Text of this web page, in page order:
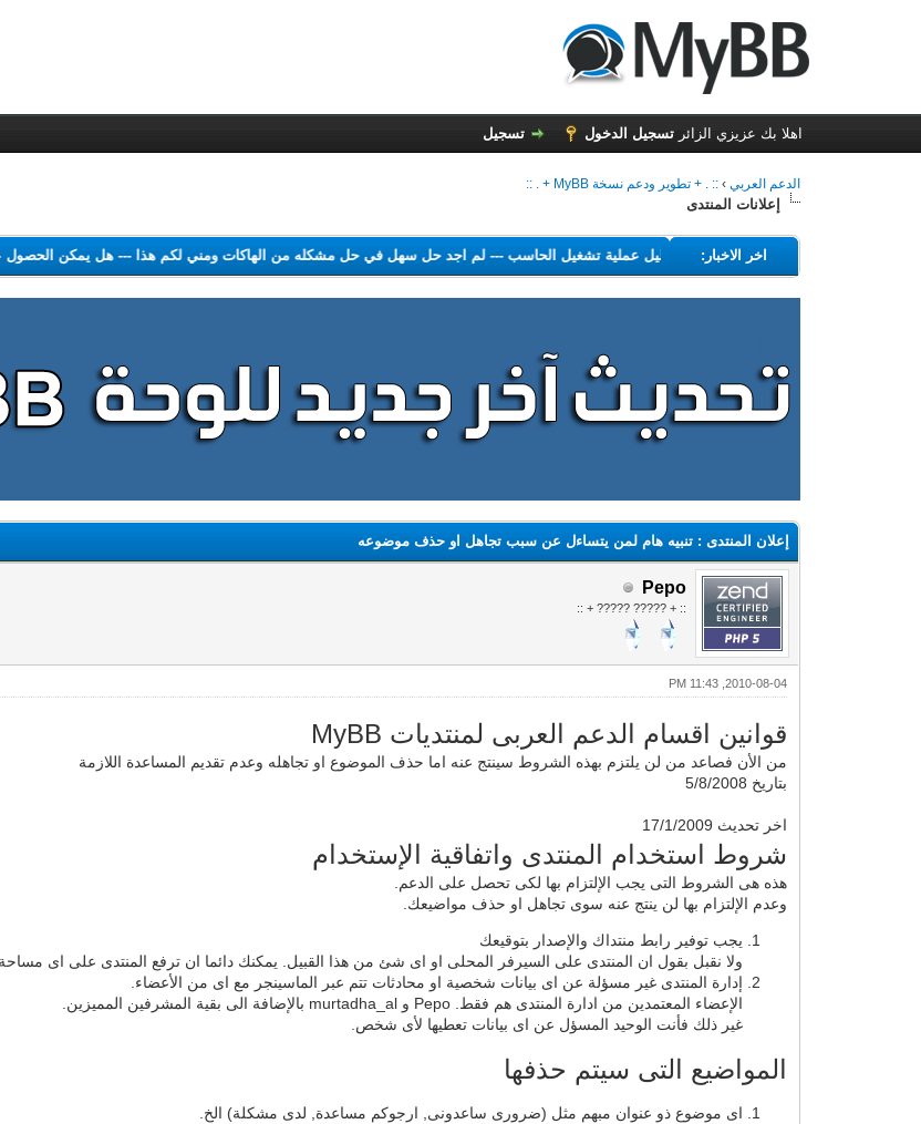
اهلا بك عزيزي الزائر تسجيل الدخول تسجيل
الدعم العربي ›:: . + تطوير ودعم نسخة MyBB + . ::
إعلانات المنتدى
اخر الاخبار:
البرامج التي تهدف إلى تعطيل عملية تشغيل الحاسب---لم اجد حل سهل في حل مشكله من الهاكات ومني لكم هذا---هل يمكن
إعلان المنتدى : تنبيه هام لمن يتساءل عن سبب تجاهل او حذف موضوعه
Pepo
:: + ????? ????? + ::
2010-08-04, 11:43 PM
قوانين اقسام الدعم العربى لمنتديات MyBB
من الأن فصاعد من لن يلتزم بهذه الشروط سينتج عنه اما حذف الموضوع او تجاهله وعدم تقديم المساعدة اللازمة
بتاريخ 5/8/2008
اخر تحديث 17/1/2009
شروط استخدام المنتدى واتفاقية الإستخدام
هذه هى الشروط التى يجب الإلتزام بها لكى تحصل على الدعم.
وعدم الإلتزام بها لن ينتج عنه سوى تجاهل او حذف مواضيعك.
يجب توفير رابط منتداك والإصدار بتوقيعك
ولا نقبل بقول ان المنتدى على السيرفر المحلى او اى شئ من هذا القبيل. يمكنك دائما ان ترفع المنتدى على اى مساحة
إدارة المنتدى غير مسؤلة عن اى بيانات شخصية او محادثات تتم عبر الماسينجر مع اى من الأعضاء.
الإعضاء المعتمدين من ادارة المنتدى هم فقط. Pepo و murtadha_al بالإضافة الى بقية المشرفين المميزين.
غير ذلك فأنت الوحيد المسؤل عن اى بيانات تعطيها لأى شخص.
المواضيع التى سيتم حذفها
اى موضوع ذو عنوان مبهم مثل (ضرورى ساعدونى, ارجوكم مساعدة, لدى مشكلة) الخ.